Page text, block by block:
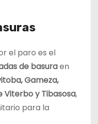
el paro es el
de basuraen
Gameza,
Viterbo y Tibasosa,
para la